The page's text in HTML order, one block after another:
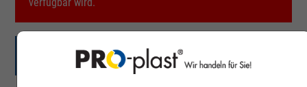
Grilon TSG-50/4